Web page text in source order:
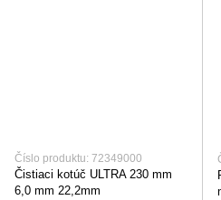
Číslo produktu: 72349000
Čistiaci kotúč ULTRA 230 mm
6,0 mm 22,2mm